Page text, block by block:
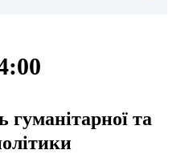
гуманітарної та